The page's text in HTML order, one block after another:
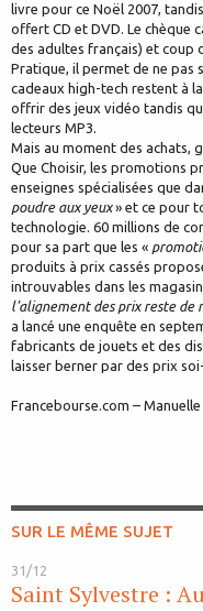
livre pour ce Noël 2007,
offert CD et DVD. Le chèque
des adultes français) et coup
Pratique, il permet de ne pas
cadeaux high-tech restent à
offrir des jeux vidéo tandis
lecteurs MP3.
Mais au moment des achats,
Que Choisir, les promotions
enseignes spécialisées que
poudre aux yeux» et ce pour
technologie. 60 millions de
pour sa part que les «
produits à prix cassés
introuvables dans les
l'alignement des prix reste de
a lancé une enquête en
fabricants de jouets et des
laisser berner par des prix
Francebourse.com –
SUR LE MÊME SUJET
31/12
Saint Sylvestre :